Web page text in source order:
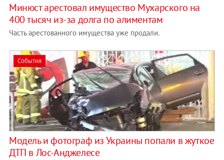
Минюст арестовал имущество Мухарского на
400 тысяч из-за долга по алиментам
Часть арестованного имущества уже продали.
События
Модель и фотограф из Украины попали в жуткое
ДТП в Лос-Анджелесе